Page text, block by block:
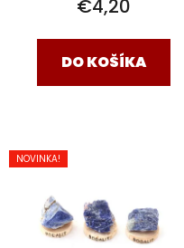
€4,20
DO KOŠÍKA
NOVINKA!